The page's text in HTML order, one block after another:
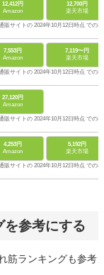
12,412円
Amazon
12,700円
楽天市場
販サイトの 2024年10月12日時点 での税
7,553円
Amazon
7,119〜円
楽天市場
販サイトの 2024年10月12日時点 での税
27,120円
Amazon
販サイトの 2024年10月12日時点 での税
4,253円
Amazon
5,192円
楽天市場
販サイトの 2024年10月12日時点 での税
を参考にする
筋ランキングも参考